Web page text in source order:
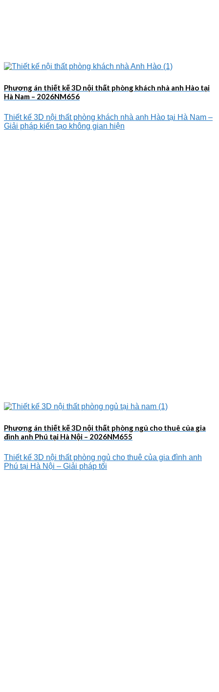
Phương án thiết kế 3D nội thất phòng khách nhà anh Hào tại
Hà Nam – 2026NM656
Thiết kế 3D nội thất phòng khách nhà anh Hào tại Hà Nam –
Giải pháp kiến tạo không gian hiện
Phương án thiết kế 3D nội thất phòng ngủ cho thuê của gia
đình anh Phú tại Hà Nội – 2026NM655
Thiết kế 3D nội thất phòng ngủ cho thuê của gia đình anh
Phú tại Hà Nội – Giải pháp tối